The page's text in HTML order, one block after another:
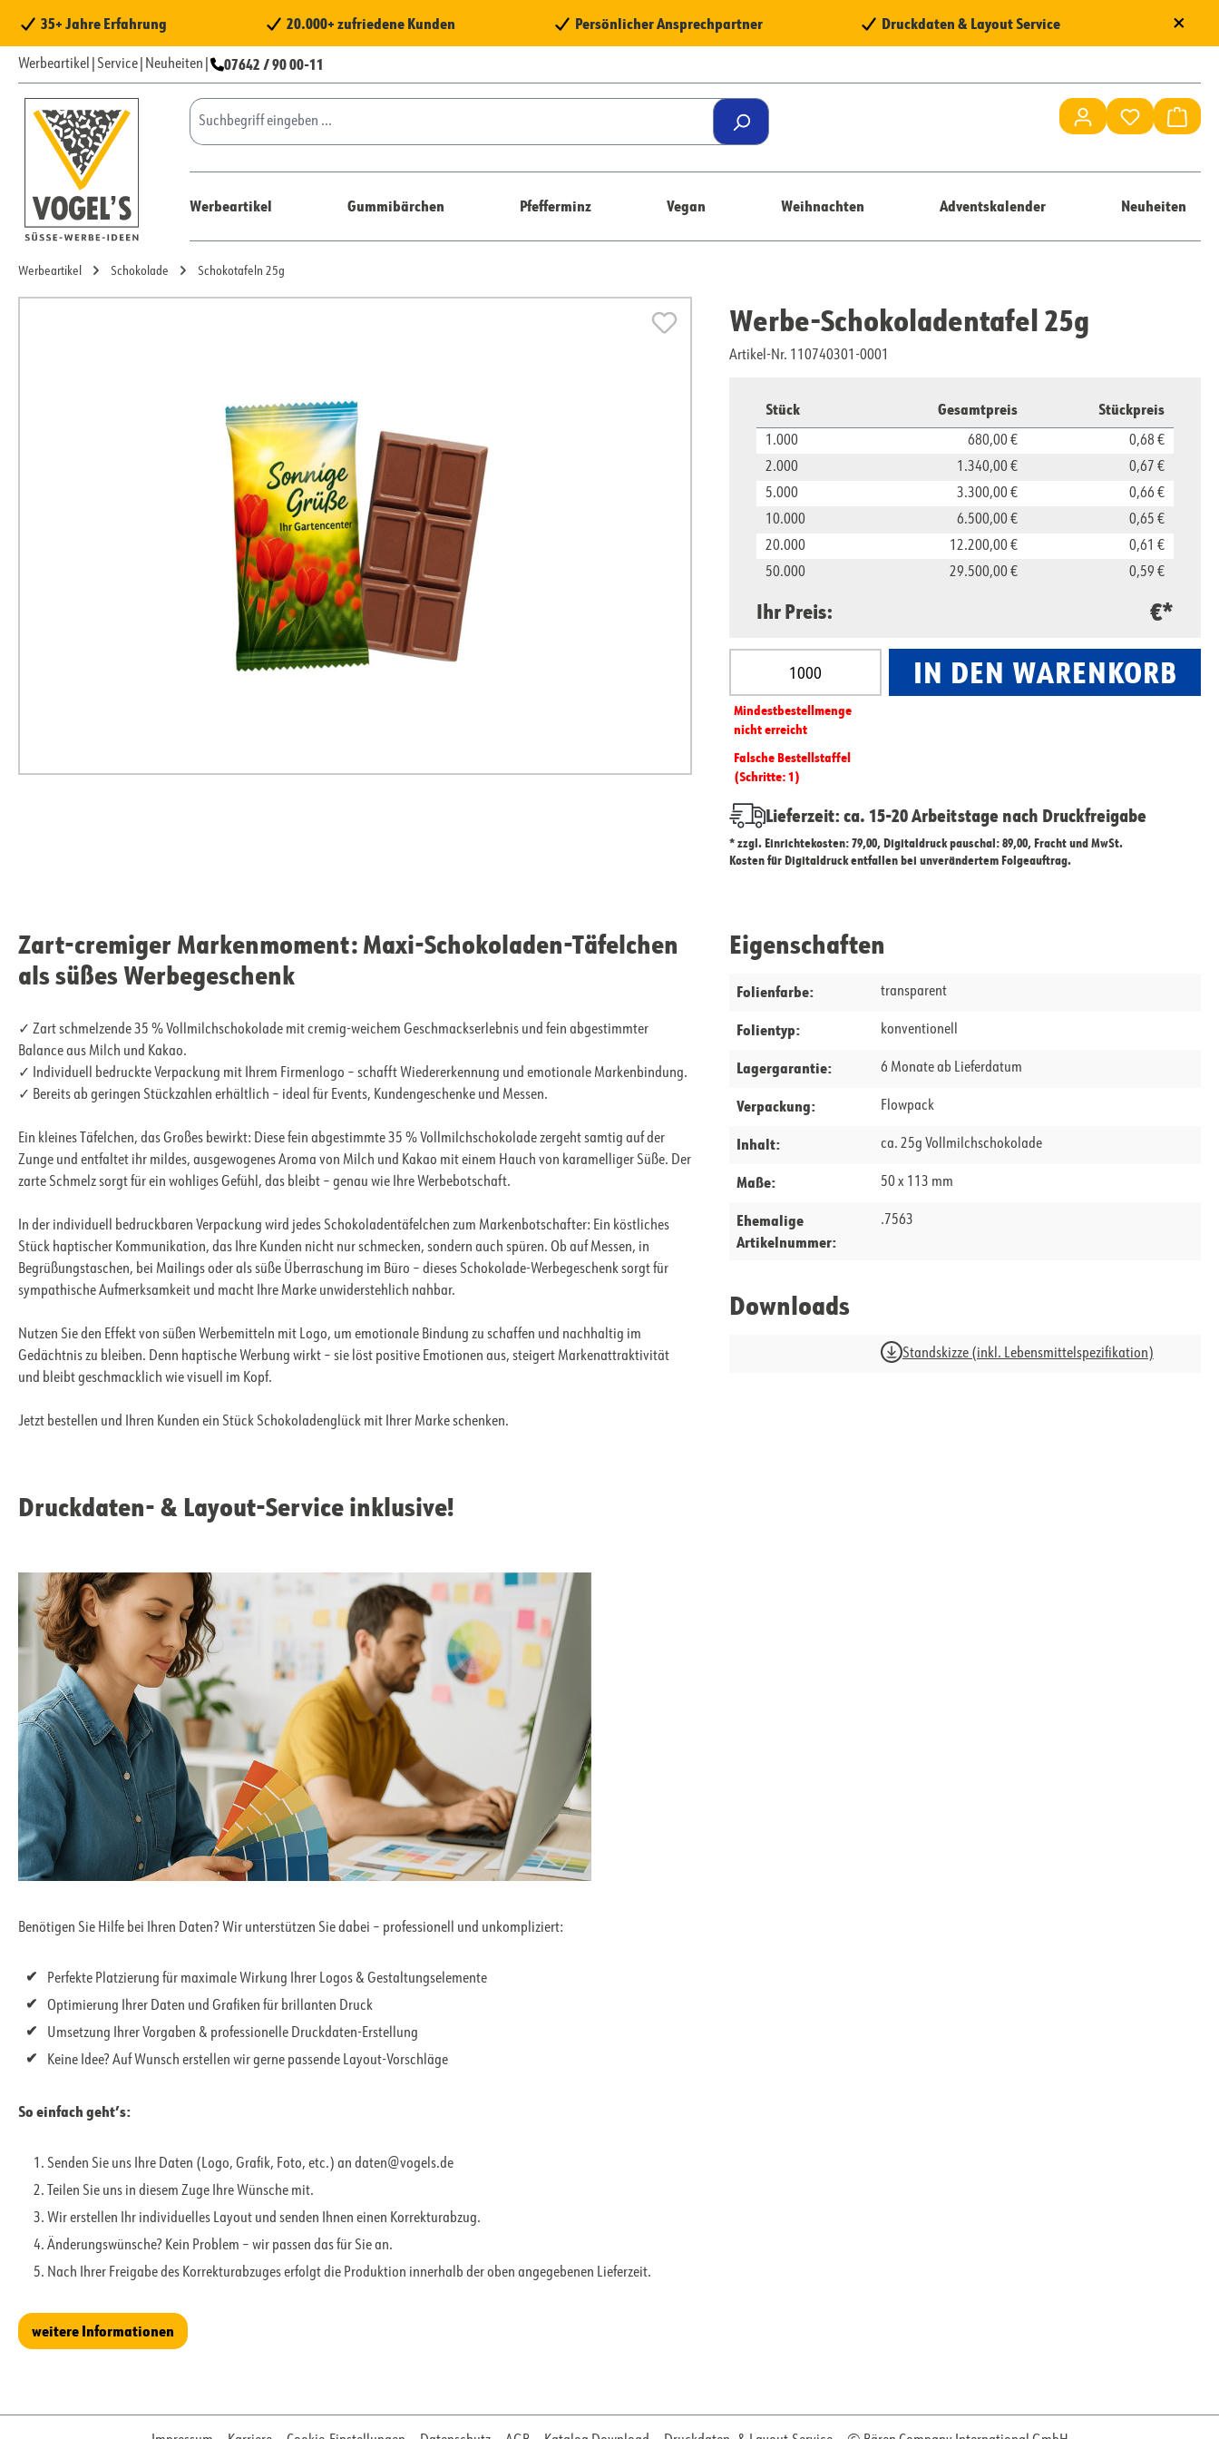
Hauptinhalt springen
Zur Suche springen
Zur Hauptnavigation springen
35+ Jahre Erfahrung 20.000+ zufriedene Kunden Persönlicher Ansprechpartner Druckdaten & Layout Service ×
Werbeartikel Service Neuheiten 07642 / 90 00-11
Du hast 0
Werbeartikel Gummibärchen Pfefferminz Vegan Weihnachten Adventskalender Neuheiten
Werbeartikel Schokolade Schokotafeln 25g
Werbe-Schokoladentafel 25g
Artikel-Nr. 110740301-0001
Stück Gesamtpreis Stückpreis
1.000 680,00 €
0,68 €
2.000
1.340,00 €
0,67 €
5.000
3.300,00 €
0,66 €
10.000
6.500,00 €
0,65 €
20.000
12.200,00 €
0,61 €
50.000
29.500,00 € 0,59 €
Ihr Preis: €*
Produkt Anzahl: Gib den gewünschten Wert ein oder
Mindest­­bestell­­menge
nicht erreicht
Falsche Bestellstaffel
(Schritte: 1)
IN DEN WARENKORB
Lieferzeit: ca. 15-20 Arbeitstage nach Druckfreigabe
* zzgl. Einrichtekosten: 79,00, Digitaldruck pauschal: 89,00, Fracht und MwSt.
Kosten für Digitaldruck entfallen bei unverändertem Folgeauftrag.
Zart-cremiger Markenmoment: Maxi-Schokoladen-Täfelchen
als süßes Werbegeschenk
✓ Zart schmelzende 35 % Vollmilchschokolade mit cremig-weichem Geschmackserlebnis und fein abgestimmter
Balance aus Milch und Kakao.
✓ Individuell bedruckte Verpackung mit Ihrem Firmenlogo – schafft Wiedererkennung und emotionale Markenbindung.
✓ Bereits ab geringen Stückzahlen erhältlich – ideal für Events, Kundengeschenke und Messen.
Ein kleines Täfelchen, das Großes bewirkt: Diese fein abgestimmte 35 % Vollmilchschokolade zergeht samtig auf der
Zunge und entfaltet ihr mildes, ausgewogenes Aroma von Milch und Kakao mit einem Hauch von karamelliger Süße. Der
zarte Schmelz sorgt für ein wohliges Gefühl, das bleibt – genau wie Ihre Werbebotschaft.
In der individuell bedruckbaren Verpackung wird jedes Schokoladentäfelchen zum Markenbotschafter: Ein köstliches
Stück haptischer Kommunikation, das Ihre Kunden nicht nur schmecken, sondern auch spüren. Ob auf Messen, in
Begrüßungstaschen, bei Mailings oder als süße Überraschung im Büro – dieses Schokolade-Werbegeschenk sorgt für
sympathische Aufmerksamkeit und macht Ihre Marke unwiderstehlich nahbar.
Nutzen Sie den Effekt von süßen Werbemitteln mit Logo, um emotionale Bindung zu schaffen und nachhaltig im
Gedächtnis zu bleiben. Denn haptische Werbung wirkt – sie löst positive Emotionen aus, steigert Markenattraktivität
und bleibt geschmacklich wie visuell im Kopf.
Jetzt bestellen und Ihren Kunden ein Stück Schokoladenglück mit Ihrer Marke schenken.
Eigenschaften
Folienfarbe: transparent
Folientyp: konventionell
Lagergarantie: 6 Monate ab Lieferdatum
Verpackung: Flowpack
Inhalt: ca. 25g Vollmilchschokolade
Maße: 50 x 113 mm
Ehemalige
Artikelnummer:
.7563
Downloads
Standskizze (inkl. Lebensmittelspezifikation)
Druckdaten- & Layout-Service inklusive!
Benötigen Sie Hilfe bei Ihren Daten? Wir unterstützen Sie dabei – professionell und unkompliziert:
Perfekte Platzierung für maximale Wirkung Ihrer Logos & Gestaltungselemente
Optimierung Ihrer Daten und Grafiken für brillanten Druck
Umsetzung Ihrer Vorgaben & professionelle Druckdaten-Erstellung
Keine Idee? Auf Wunsch erstellen wir gerne passende Layout-Vorschläge
So einfach geht’s:
Senden Sie uns Ihre Daten (Logo, Grafik, Foto, etc.) an daten@vogels.de
Teilen Sie uns in diesem Zuge Ihre Wünsche mit.
Wir erstellen Ihr individuelles Layout und senden Ihnen einen Korrekturabzug.
Änderungswünsche? Kein Problem – wir passen das für Sie an.
Nach Ihrer Freigabe des Korrekturabzuges erfolgt die Produktion innerhalb der oben angegebenen Lieferzeit.
weitere Informationen